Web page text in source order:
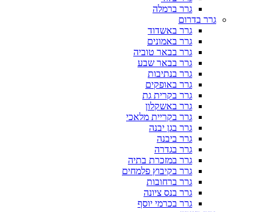
גרר ברמלה
גרר בדרום
גרר באשדוד
גרר באמונים
גרר בבאר טוביה
גרר בבאר שבע
גרר בנתיבות
גרר באופקים
גרר בקרית גת
גרר באשקלון
גרר בקריית מלאכי
גרר בגן יבנה
גרר ביבנה
גרר בגדרה
גרר במזכרת בתיה
גרר בקיבוץ פלמחים
גרר ברחובות
גרר בנס ציונה
גרר בכרמי יוסף